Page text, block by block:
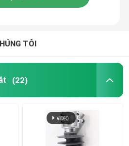
sợi thủy tinh
TÔI
(22)